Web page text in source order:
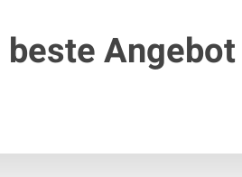
beste Angebot